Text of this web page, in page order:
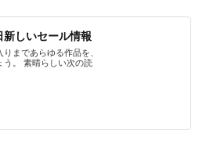
しいセール情報
まであらゆる作品を、
う。 素晴らしい次の読